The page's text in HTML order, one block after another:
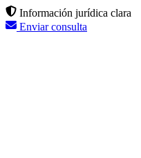
Información jurídica clara
Enviar consulta